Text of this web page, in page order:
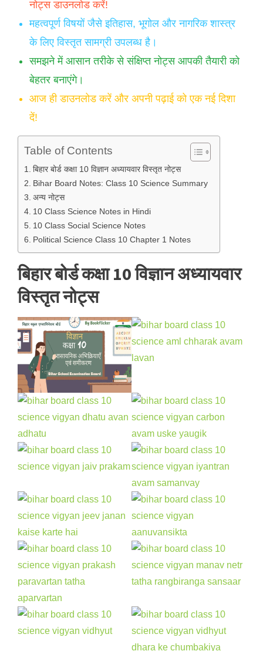
नोट्स डाउनलोड करें!
महत्वपूर्ण विषयों जैसे इतिहास, भूगोल और नागरिक शास्त्र
के लिए विस्तृत सामग्री उपलब्ध है।
समझने में आसान तरीके से संक्षिप्त नोट्स आपकी तैयारी को
बेहतर बनाएंगे।
आज ही डाउनलोड करें और अपनी पढ़ाई को एक नई दिशा
दें!
Table of Contents
बिहार बोर्ड कक्षा 10 विज्ञान अध्यायवार विस्तृत नोट्स
Bihar Board Notes: Class 10 Science Summary
अन्य नोट्स
10 Class Science Notes in Hindi
10 Class Social Science Notes
Political Science Class 10 Chapter 1 Notes
बिहार बोर्ड कक्षा 10 विज्ञान अध्यायवार
विस्तृत नोट्स